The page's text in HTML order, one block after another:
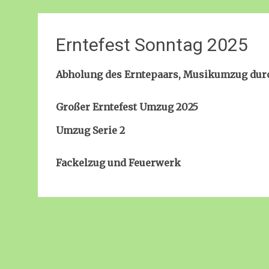
Erntefest Sonntag 2025
Abholung des Erntepaars, Musikumzug
Großer Erntefest Umzug 2025
Umzug Serie 2
Fackelzug und Feuerwerk